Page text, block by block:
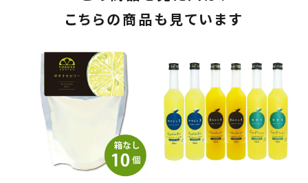
こちらの商品も見ています